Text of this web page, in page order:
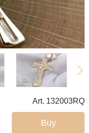
Art. 132003RQ
Buy